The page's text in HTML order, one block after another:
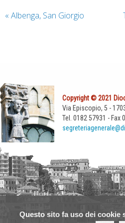
Questo sito fa uso dei cookie
« Albenga, San Giorgio
Copyright © 2021
Via Episcopio, 5 -
Tel. 0182 57931 - Fax